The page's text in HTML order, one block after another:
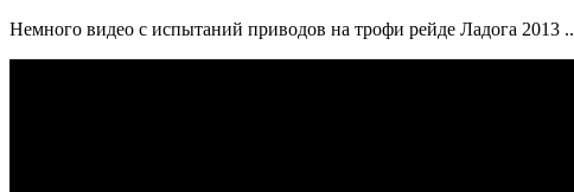
Немного видео с испытаний приводов на трофи рейде Ладога 2013 ..